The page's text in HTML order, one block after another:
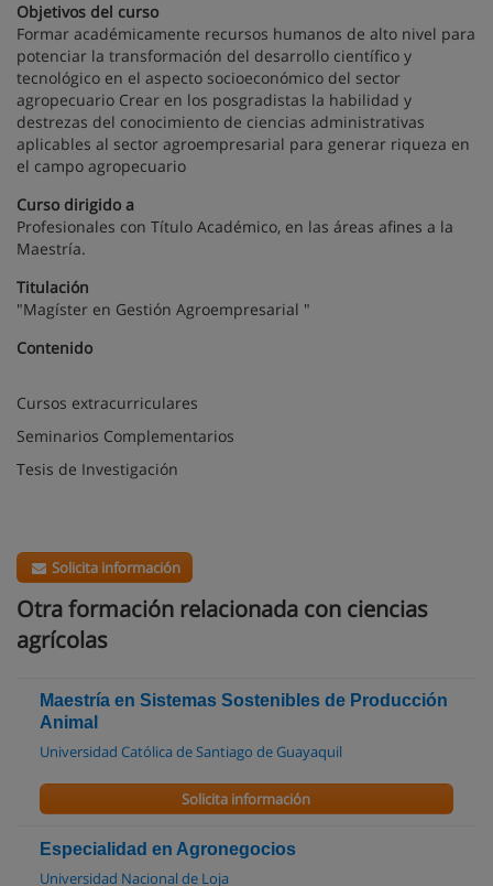
Objetivos del curso
Formar académicamente recursos humanos de alto nivel para
potenciar la transformación del desarrollo científico y
tecnológico en el aspecto socioeconómico del sector
agropecuario Crear en los posgradistas la habilidad y
destrezas del conocimiento de ciencias administrativas
aplicables al sector agroempresarial para generar riqueza en
el campo agropecuario
Curso dirigido a
Profesionales con Título Académico, en las áreas afines a la
Maestría.
Titulación
"Magíster en Gestión Agroempresarial "
Contenido
Cursos extracurriculares
Seminarios Complementarios
Tesis de Investigación
Solicita información
Otra formación relacionada con ciencias
agrícolas
Maestría en Sistemas Sostenibles de Producción
Animal
Universidad Católica de Santiago de Guayaquil
Solicita información
Especialidad en Agronegocios
Universidad Nacional de Loja